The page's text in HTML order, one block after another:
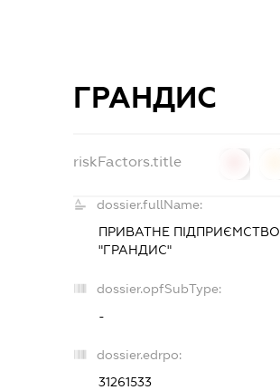
ГРАНДИС
riskFactors.title
dossier.fullName:
ПРИВАТНЕ ПІДПРИЄМСТВО
"ГРАНДИС"
dossier.opfSubType:
-
dossier.edrpo:
31261533